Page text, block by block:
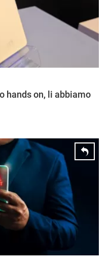
hands on, li abbiamo